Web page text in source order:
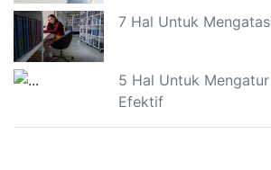
7 Hal Untuk
5 Hal Untuk
Efektif